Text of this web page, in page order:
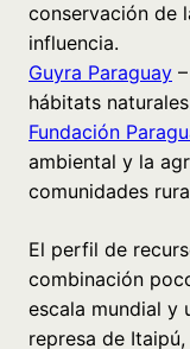
conservación de
influencia.
Guyra Paraguay
hábitats
Fundación
ambiental y la
comunidades
El perfil de
combinación
escala mundial y
represa de